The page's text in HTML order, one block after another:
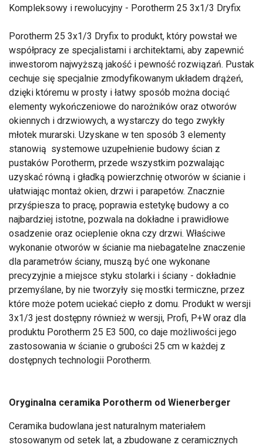
Kompleksowy i rewolucyjny - Porotherm 25 3x1/3 Dryfix
Porotherm 25 3x1/3 Dryfix to produkt, który powstał we
współpracy ze specjalistami i architektami, aby zapewnić
inwestorom najwyższą jakość i pewność rozwiązań. Pustak
cechuje się specjalnie zmodyfikowanym układem drążeń,
dzięki któremu w prosty i łatwy sposób można dociąć
elementy wykończeniowe do narożników oraz otworów
okiennych i drzwiowych, a wystarczy do tego zwykły
młotek murarski. Uzyskane w ten sposób 3 elementy
stanowią systemowe uzupełnienie budowy ścian z
pustaków Porotherm, przede wszystkim pozwalając
uzyskać równą i gładką powierzchnię otworów w ścianie i
ułatwiając montaż okien, drzwi i parapetów. Znacznie
przyśpiesza to pracę, poprawia estetykę budowy a co
najbardziej istotne, pozwala na dokładne i prawidłowe
osadzenie oraz ocieplenie okna czy drzwi. Właściwe
wykonanie otworów w ścianie ma niebagatelne znaczenie
dla parametrów ściany, muszą być one wykonane
precyzyjnie a miejsce styku stolarki i ściany - dokładnie
przemyślane, by nie tworzyły się mostki termiczne, przez
które może potem uciekać ciepło z domu. Produkt w wersji
3x1/3 jest dostępny również w wersji, Profi, P+W oraz dla
produktu Porotherm 25 E3 500, co daje możliwości jego
zastosowania w ścianie o grubości 25 cm w każdej z
dostępnych technologii Porotherm.
Oryginalna ceramika Porotherm od Wienerberger
Ceramika budowlana jest naturalnym materiałem
stosowanym od setek lat, a zbudowane z ceramicznych